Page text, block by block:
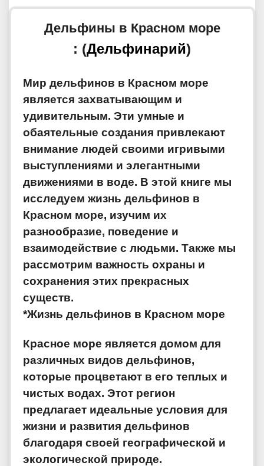
Дельфины в Красном море
: (Дельфинарий)
Мир дельфинов в Красном море
является захватывающим и
удивительным. Эти умные и
обаятельные создания привлекают
внимание людей своими игривыми
выступлениями и элегантными
движениями в воде. В этой книге мы
исследуем жизнь дельфинов в
Красном море, изучим их
разнообразие, поведение и
взаимодействие с людьми. Также мы
рассмотрим важность охраны и
сохранения этих прекрасных
существ.
*Жизнь дельфинов в Красном море
Красное море является домом для
различных видов дельфинов,
которые процветают в его теплых и
чистых водах. Этот регион
предлагает идеальные условия для
жизни и развития дельфинов
благодаря своей географической и
экологической природе.